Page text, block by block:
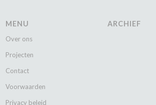
MENU
Over ons
Projecten
Contact
Voorwaarden
Privacy beleid
ARCHIEF